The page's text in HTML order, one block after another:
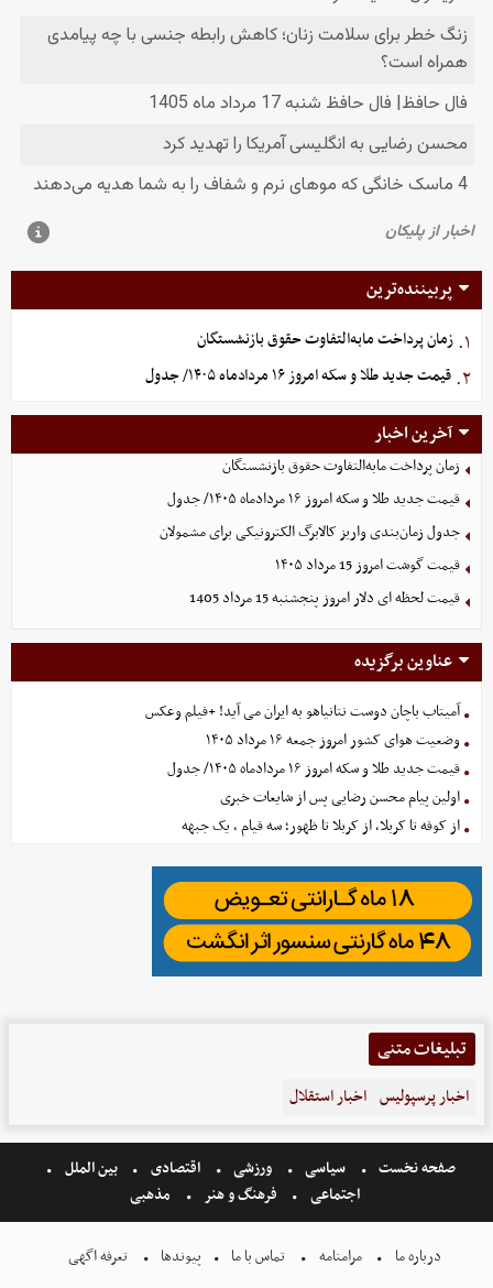
پربیننده‌ترین
۱. زمان پرداخت مابه‌التفاوت حقوق بازنشستگان
۲. قیمت جدید طلا و سکه امروز ۱۶ مردادماه ۱۴۰۵/ جدول
آخرین اخبار
زمان پرداخت مابه‌التفاوت حقوق بازنشستگان
قیمت جدید طلا و سکه امروز ۱۶ مردادماه ۱۴۰۵/ جدول
جدول زمان‌بندی واریز کالابرگ الکترونیکی برای مشمولان
قیمت گوشت امروز 15 مرداد ۱۴۰۵
قیمت لحظه ای دلار امروز پنجشنبه 15 مرداد 1405
عناوین برگزیده
آمیتاب باچان دوست نتانیاهو به ایران می آید! +فیلم وعکس
وضعیت هوای کشور امروز جمعه ۱۶ مرداد ۱۴۰۵
قیمت جدید طلا و سکه امروز ۱۶ مردادماه ۱۴۰۵/ جدول
اولین پیام محسن رضایی پس از شایعات خبری
از کوفه تا کربلا، از کربلا تا ظهور؛ سه قیام ، یک جبهه
تبلیغات متنی
اخبار پرسپولیس اخبار استقلال
صفحه نخست سیاسی ورزشی اقتصادی
بین الملل
اجتماعی
فرهنگ و هنر مذهبی
درباره ما مرامنامه تماس با ما پیوندها تعرفه اگهی